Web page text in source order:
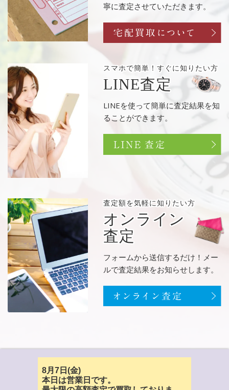
寧に査定させていただきます。
スマホで簡単！ すぐに知りたい方
LINE査定
LINEを使って簡単に査定結果を知
ることができます。
査定額を気軽に知りたい方
オンライン
査定
フォームから送信するだけ！メー
ルで査定結果をお知らせします。
8月7日(金)
本日は営業日です。